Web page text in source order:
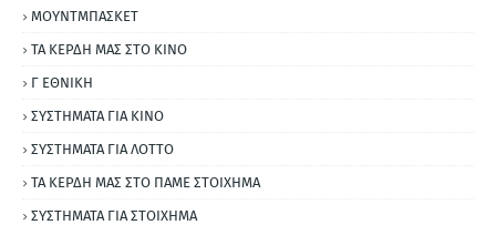
ΜΟΥΝΤΜΠΑΣΚΕΤ
ΤΑ ΚΕΡΔΗ ΜΑΣ ΣΤΟ ΚΙΝΟ
Γ ΕΘΝΙΚΗ
ΣΥΣΤΗΜΑΤΑ ΓΙΑ ΚΙΝΟ
ΣΥΣΤΗΜΑΤΑ ΓΙΑ ΛΟΤΤΟ
ΤΑ ΚΕΡΔΗ ΜΑΣ ΣΤΟ ΠΑΜΕ ΣΤΟΙΧΗΜΑ
ΣΥΣΤΗΜΑΤΑ ΓΙΑ ΣΤΟΙΧΗΜΑ